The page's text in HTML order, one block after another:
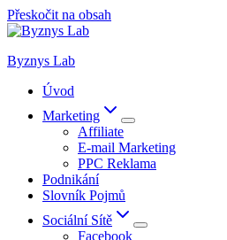
Přeskočit na obsah
Byznys Lab
Úvod
Marketing
Affiliate
E-mail Marketing
PPC Reklama
Podnikání
Slovník Pojmů
Sociální Sítě
Facebook